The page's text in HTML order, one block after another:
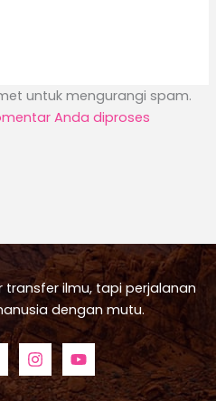
untuk mengurangi spam.
Anda diproses
transfer ilmu, tapi perjalanan
dengan mutu.